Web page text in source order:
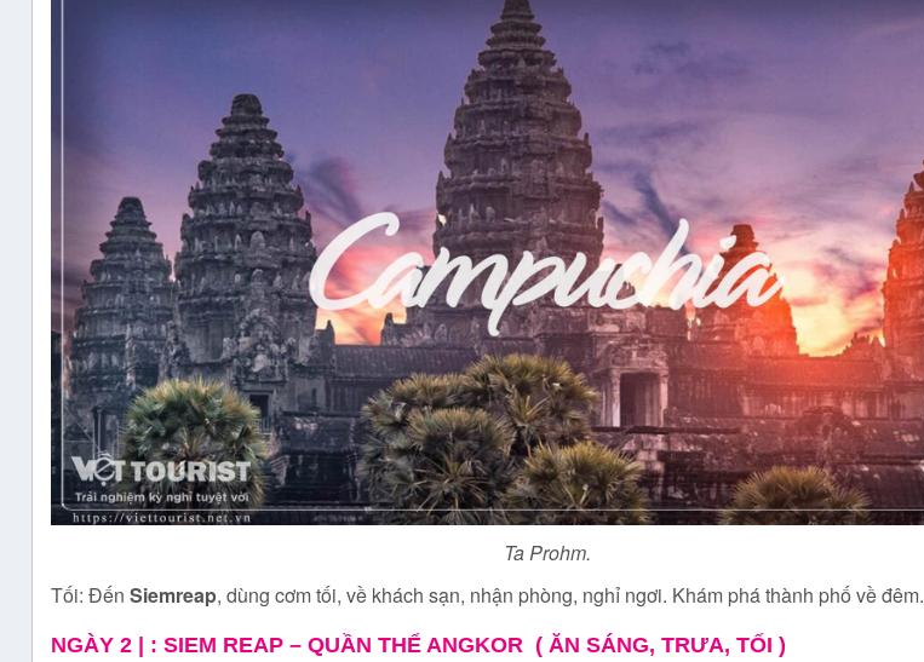
Ta Prohm.
Tối: Đến Siemreap, dùng cơm tối, về khách sạn, nhận phòng, nghỉ ngơi. Khám phá thành phố về đêm.
NGÀY 2 | : SIEM REAP – QUẦN THỂ ANGKOR ( ĂN SÁNG, TRƯA, TỐI )